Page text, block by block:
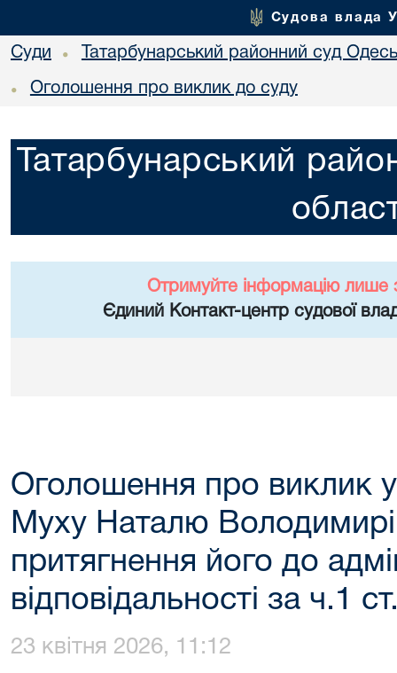
Судова влада
Суди • Татарбунарський районний суд
• Оголошення про виклик до суду
Татарбунарський
Отримуйте інформацію лише
Єдиний Контакт-центр судової
Оголошення про виклик у
Муху Наталю
притягнення його до
відповідальності за ч.1
23 квітня 2026, 11:12